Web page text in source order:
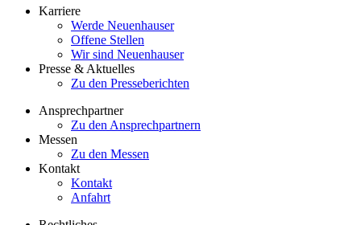
Karriere
Werde Neuenhauser
Offene Stellen
Wir sind Neuenhauser
Presse & Aktuelles
Zu den Presseberichten
Ansprechpartner
Zu den Ansprechpartnern
Messen
Zu den Messen
Kontakt
Kontakt
Anfahrt